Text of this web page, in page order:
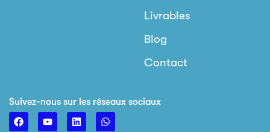
Livrables
Blog
Contact
Suivez-nous sur les réseaux sociaux